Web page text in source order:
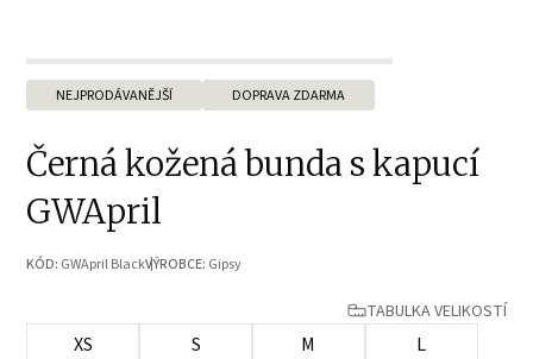
NEJPRODÁVANĚJŠÍ DOPRAVA ZDARMA
Černá kožená bunda s kapucí
GWApril
KÓD: GWApril BlackVÝROBCE: Gipsy
TABULKA VELIKOSTÍ
XS S M
L